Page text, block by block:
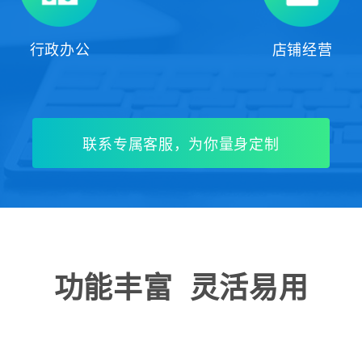
行政办公 店铺经营
联系专属客服，为你量身定制
功能丰富 灵活易用